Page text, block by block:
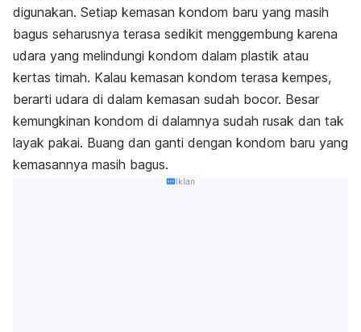
digunakan. Setiap kemasan kondom baru yang masih
bagus seharusnya terasa sedikit menggembung karena
udara yang melindungi kondom dalam plastik atau
kertas timah. Kalau kemasan kondom terasa kempes,
berarti udara di dalam kemasan sudah bocor. Besar
kemungkinan kondom di dalamnya sudah rusak dan tak
layak pakai. Buang dan ganti dengan kondom baru yang
kemasannya masih bagus.
Iklan